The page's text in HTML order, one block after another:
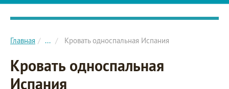
Главное меню сайта
Главная ... Кровать односпальная Испания
Кровать односпальная
Испания